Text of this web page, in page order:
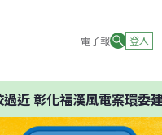
電子報 登入
化福漢風電案環委建議不